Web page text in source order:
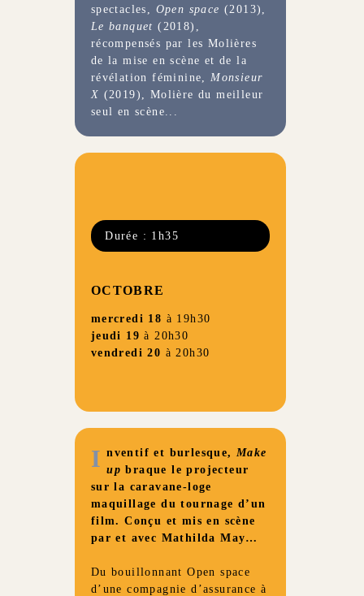
spectacles, Open space (2013),
Le banquet (2018),
récompensés par les Molières
de la mise en scène et de la
révélation féminine,Monsieur
X (2019), Molière du meilleur
seul en scène...
Durée : 1h35
OCTOBRE
mercredi 18 à 19h30
jeudi 19 à 20h30
vendredi 20 à 20h30
I nventif et burlesque, Make
up braque le projecteur
sur la caravane-loge
maquillage du tournage d’un
film. Conçu et mis en scène
par et avec Mathilda May…
Du bouillonnant Open space
d’une compagnie d’assurance à